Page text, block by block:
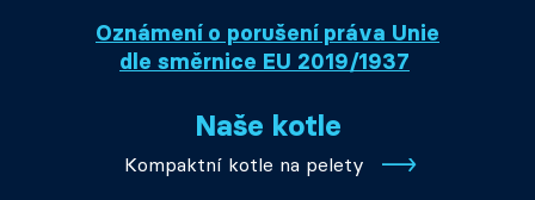
Oznámení o porušení práva Unie
dle směrnice EU 2019/1937
Naše kotle
Kompaktní kotle na pelety